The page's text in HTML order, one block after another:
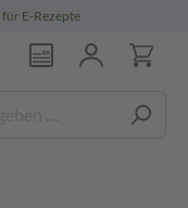
E-Rezepte